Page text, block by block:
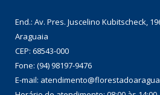
End.: Av. Pres. Juscelino Kubitscheck,
Araguaia
CEP: 68543-000
Fone: (94) 98197-9476
E-mail: